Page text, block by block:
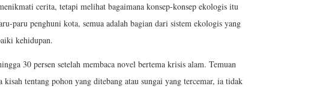
cerita, tetapi melihat bagaimana konsep-konsep ekologis itu
paru penghuni kota, semua adalah bagian dari sistem ekologis yang
kehidupan.
30 persen setelah membaca novel bertema krisis alam. Temuan
tentang pohon yang ditebang atau sungai yang tercemar, ia tidak